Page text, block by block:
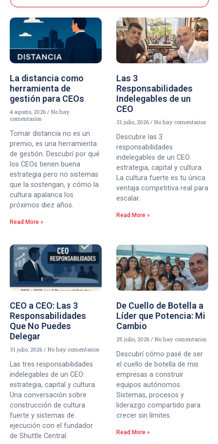
La distancia como
herramienta de
gestión para CEOs
4 agosto, 2026
No hay
comentarios
Tomar distancia no es un
premio, es una herramienta
de gestión. Descubrí por qué
los CEOs tienen buena
estrategia pero no sistemas
que la sostengan, y cómo la
cultura apalanca los
próximos diez años.
Read More »
Las 3
Responsabilidades
Indelegables de un
CEO
31 julio, 2026 No hay comentarios
Descubre las 3
responsabilidades
indelegables de un CEO:
estrategia, capital y cultura.
La cultura fuerte es tu única
ventaja competitiva real para
escalar.
Read More »
CEO a CEO: Las 3
Responsabilidades
Que No Puedes
Delegar
31 julio, 2026 No hay comentarios
Las tres responsabilidades
indelegables de un CEO:
estrategia, capital y cultura.
Una conversación sobre
construcción de cultura
fuerte y sistemas de
ejecución con el fundador
de Shuttle Central.
De Cuello de Botella a
Líder que Potencia: Mi
Cambio
25 julio, 2026 No hay comentarios
Descubrí cómo pasé de ser
el cuello de botella de mis
empresas a construir
equipos autónomos.
Sistemas, procesos y
liderazgo compartido para
crecer sin límites.
Read More »